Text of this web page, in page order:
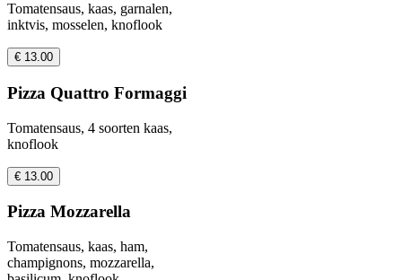
Tomatensaus, kaas, garnalen,
inktvis, mosselen, knoflook
€ 13.00
Pizza Quattro Formaggi
Tomatensaus, 4 soorten kaas,
knoflook
€ 13.00
Pizza Mozzarella
Tomatensaus, kaas, ham,
champignons, mozzarella,